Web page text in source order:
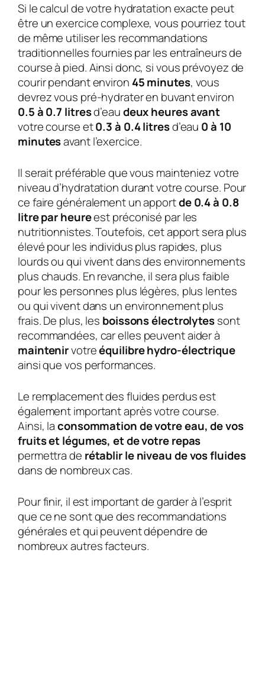
Si le calcul de votre hydratation exacte peut
être un exercice complexe, vous pourriez tout
de même utiliser les recommandations
traditionnelles fournies par les entraîneurs de
course à pied. Ainsi donc, si vous prévoyez de
courir pendant environ 45 minutes, vous
devrez vous pré-hydrater en buvant environ
0.5 à 0.7 litresd’eaudeux heures avant
votre course et0.3 à 0.4 litresd’eau 0 à 10
minutesavant l’exercice.
Il serait préférable que vous mainteniez votre
niveau d’hydratation durant votre course. Pour
ce faire généralement un apportde 0.4 à 0.8
litre par heureest préconisé par les
nutritionnistes. Toutefois, cet apport sera plus
élevé pour les individus plus rapides, plus
lourds ou qui vivent dans des environnements
plus chauds. En revanche, il sera plus faible
pour les personnes plus légères, plus lentes
ou qui vivent dans un environnement plus
frais. De plus, les boissons électrolytessont
recommandées, car elles peuvent aider à
maintenirvotreéquilibre hydro-électrique
ainsi que vos performances.
Le remplacement des fluides perdus est
également important après votre course.
Ainsi, laconsommation de votre eau, de vos
fruits et légumes, et de votre repas
permettra de rétablir le niveau de vos fluides
dans de nombreux cas.
Pour finir, il est important de garder à l’esprit
que ce ne sont que des recommandations
générales et qui peuvent dépendre de
nombreux autres facteurs.